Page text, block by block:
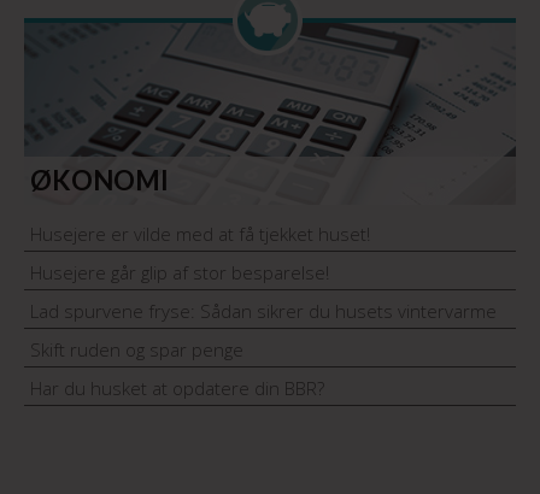
ØKONOMI
Husejere er vilde med at få tjekket huset!
Husejere går glip af stor besparelse!
Lad spurvene fryse: Sådan sikrer du husets vintervarme
Skift ruden og spar penge
Har du husket at opdatere din BBR?